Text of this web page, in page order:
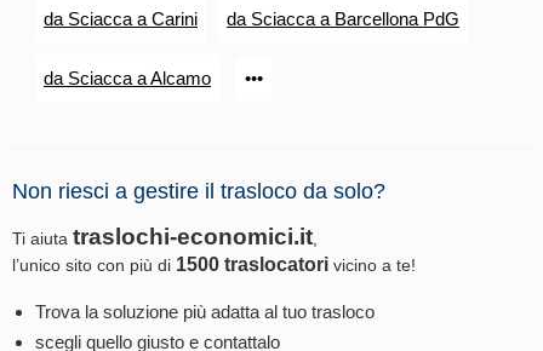
da Sciacca a Carini da Sciacca a Barcellona PdG
da Sciacca a Alcamo •••
Non riesci a gestire il trasloco da solo?
Ti aiuta traslochi-economici.it
l’unico sito con più di 1500 traslocatori vicino a te!
Trova la soluzione più adatta al tuo trasloco
scegli quello giusto e contattalo